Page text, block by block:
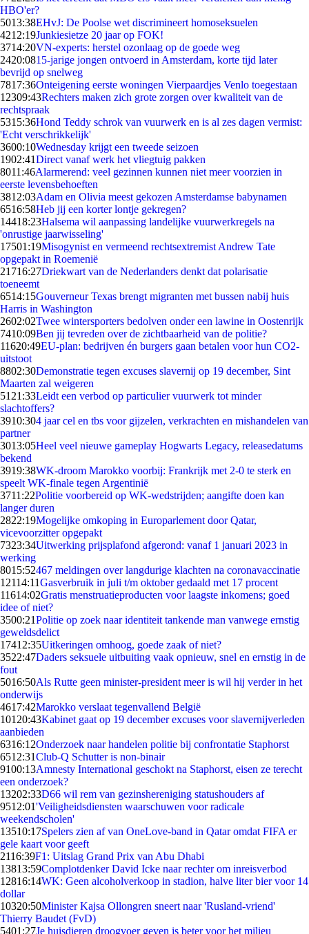
HBO'er?
5013:38EHvJ: De Poolse wet discrimineert homoseksuelen
4212:19Junkiesietze 20 jaar op FOK!
3714:20VN-experts: herstel ozonlaag op de goede weg
2420:0815-jarige jongen ontvoerd in Amsterdam, korte tijd later
bevrijd op snelweg
7817:36Onteigening eerste woningen Vierpaardjes Venlo toegestaan
12309:43Rechters maken zich grote zorgen over kwaliteit van de
rechtspraak
5315:36Hond Teddy schrok van vuurwerk en is al zes dagen vermist:
'Echt verschrikkelijk'
3600:10Wednesday krijgt een tweede seizoen
1902:41Direct vanaf werk het vliegtuig pakken
8011:46Alarmerend: veel gezinnen kunnen niet meer voorzien in
eerste levensbehoeften
3812:03Adam en Olivia meest gekozen Amsterdamse babynamen
6516:58Heb jij een korter lontje gekregen?
14418:23Halsema wil aanpassing landelijke vuurwerkregels na
'onrustige jaarwisseling'
17501:19Misogynist en vermeend rechtsextremist Andrew Tate
opgepakt in Roemenië
21716:27Driekwart van de Nederlanders denkt dat polarisatie
toeneemt
6514:15Gouverneur Texas brengt migranten met bussen nabij huis
Harris in Washington
2602:02Twee wintersporters bedolven onder een lawine in Oostenrijk
7410:09Ben jij tevreden over de zichtbaarheid van de politie?
11620:49EU-plan: bedrijven én burgers gaan betalen voor hun CO2-
uitstoot
8802:30Demonstratie tegen excuses slavernij op 19 december, Sint
Maarten zal weigeren
51 21:33Leidt een verbod op particulier vuurwerk tot minder
slachtoffers?
3910:304 jaar cel en tbs voor gijzelen, verkrachten en mishandelen van
partner
3013:05Heel veel nieuwe gameplay Hogwarts Legacy, releasedatums
bekend
3919:38WK-droom Marokko voorbij: Frankrijk met 2-0 te sterk en
speelt WK-finale tegen Argentinië
3711:22Politie voorbereid op WK-wedstrijden; aangifte doen kan
langer duren
2822:19Mogelijke omkoping in Europarlement door Qatar,
vicevoorzitter opgepakt
7323:34Uitwerking prijsplafond afgerond: vanaf 1 januari 2023 in
werking
8015:52467 meldingen over langdurige klachten na coronavaccinatie
12114:11Gasverbruik in juli t/m oktober gedaald met 17 procent
11614:02Gratis menstruatieproducten voor laagste inkomens; goed
idee of niet?
3500:21Politie op zoek naar identiteit tankende man vanwege ernstig
geweldsdelict
17412:35Uitkeringen omhoog, goede zaak of niet?
3522:47Daders seksuele uitbuiting vaak opnieuw, snel en ernstig in de
fout
5016:50Als Rutte geen minister-president meer is wil hij verder in het
onderwijs
4617:42Marokko verslaat tegenvallend België
101 20:43Kabinet gaat op 19 december excuses voor slavernijverleden
aanbieden
6316:12Onderzoek naar handelen politie bij confrontatie Staphorst
6512:31Club-Q Schutter is non-binair
9100:13Amnesty International geschokt na Staphorst, eisen ze terecht
een onderzoek?
13202:33D66 wil rem van gezinshereniging statushouders af
9512:01'Veiligheidsdiensten waarschuwen voor radicale
weekendscholen'
13510:17Spelers zien af van OneLove-band in Qatar omdat FIFA er
gele kaart voor geeft
2116:39F1: Uitslag Grand Prix van Abu Dhabi
13813:59Complotdenker David Icke naar rechter om inreisverbod
12816:14WK: Geen alcoholverkoop in stadion, halve liter bier voor 14
dollar
10320:50Minister Kajsa Ollongren sneert naar 'Rusland-vriend'
Thierry Baudet (FvD)
5401:27Je huisdieren droogvoer geven is beter voor het milieu